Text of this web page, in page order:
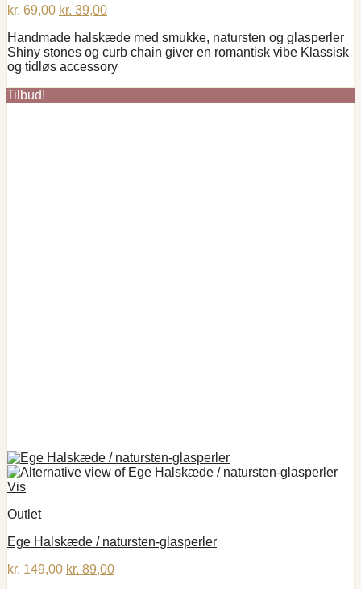
kr.69,00 Den
pris
var:
kr. 69,00.
kr. 39,00Den
pris
er:
kr. 39,00.
Handmade halskæde med smukke, natursten og glasperler
Shiny stones og curb chain giver en romantisk vibe Klassisk
og tidløs accessory
Tilbud!
Vis
Outlet
Ege Halskæde / natursten-glasperler
kr.149,00 Den
kr. 89,00Den